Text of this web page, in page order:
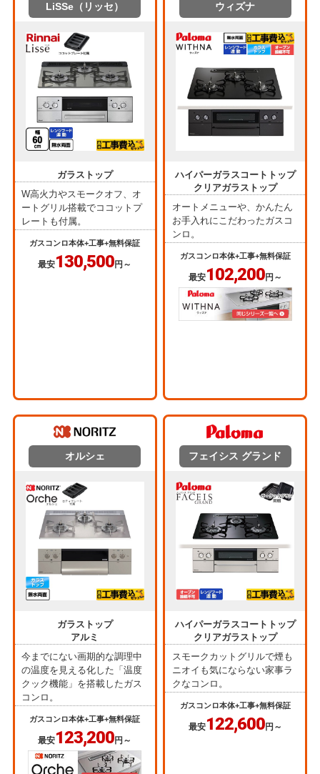
LiSSe（リッセ）
ガラストップ
W高火力やスモークオフ、オ
ートグリル搭載でココットプ
レートも付属。
ガスコンロ本体+工事+無料保証
最安130,500円～
ウィズナ
ハイパーガラスコートトップ
クリアガラストップ
オートメニューや、かんたん
お手入れにこだわったガスコ
ンロ。
ガスコンロ本体+工事+無料保証
最安102,200円～
オルシェ
ガラストップ
アルミ
今までにない画期的な調理中
の温度を見える化した「温度
クック機能」を搭載したガス
コンロ。
ガスコンロ本体+工事+無料保証
最安123,200円～
フェイシス グランド
ハイパーガラスコートトップ
クリアガラストップ
スモークカットグリルで煙も
ニオイも気にならない家事ラ
クなコンロ。
ガスコンロ本体+工事+無料保証
最安122,600円～